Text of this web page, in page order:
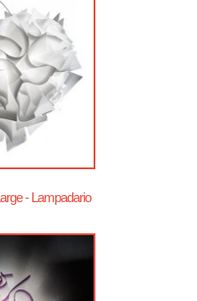
- Lampadario